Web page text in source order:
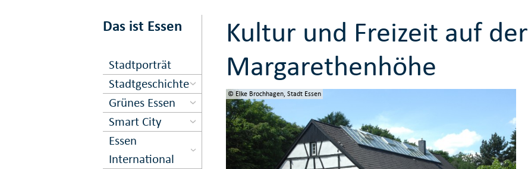
Das ist Essen
Stadtporträt
Stadtgeschichte
Grünes Essen
Smart City
Essen
International
Kultur und Freizeit auf der
Margarethenhöhe
© Elke Brochhagen, Stadt Essen
© Elke Brochhagen, Stadt Essen
© Peter Prengel, Stadt Essen
© Elke Brochhagen, Stadt Essen
© Elke Brochhagen, Stadt Essen
© Elke Brochhagen, Stadt Essen
© Elke Brochhagen, Stadt Essen
© Elke Brochhagen, Stadt Essen
© Elke Brochhagen, Stadt Essen